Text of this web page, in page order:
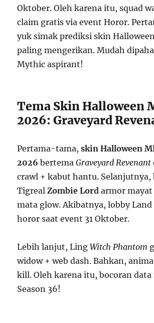
Oktober. Oleh karena itu, squad
claim gratis via event Horor.
yuk simak prediksi skin
paling mengerikan. Mudah
Mythic aspirant!
Tema Skin Halloween
2026: Graveyard
Pertama-tama,skin Halloween
2026 bertemaGraveyard Revenant
crawl + kabut hantu. Selanjutnya,
TigrealZombie Lord armor mayat
mata glow. Akibatnya, lobby Land
horor saat event 31 Oktober.
Lebih lanjut, LingWitch Phantom
widow + web dash. Bahkan,
kill. Oleh karena itu, bocoran
Season 36!